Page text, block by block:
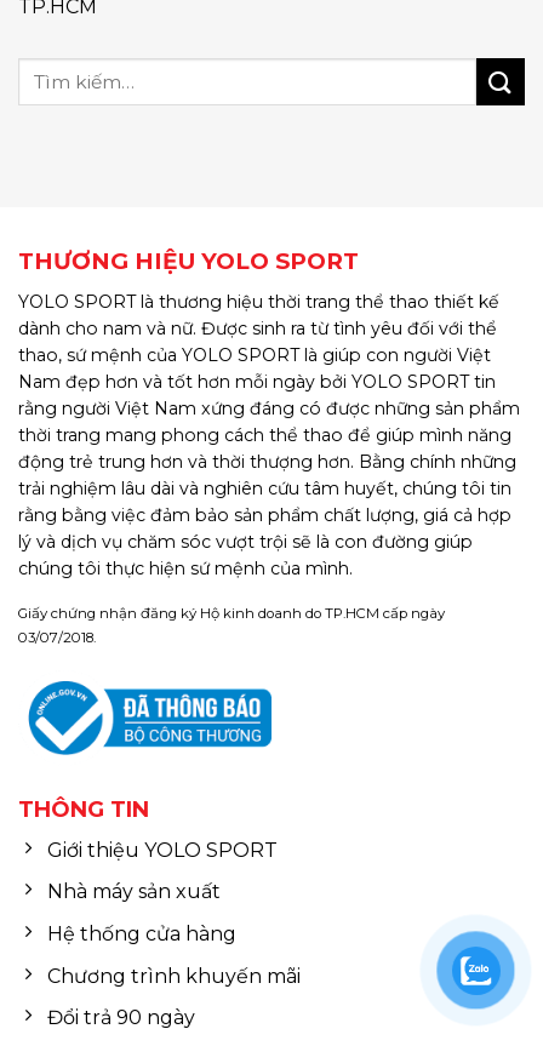
TP.HCM
THƯƠNG HIỆU YOLO SPORT
YOLO SPORT là thương hiệu thời trang thể thao thiết kế
dành cho nam và nữ. Được sinh ra từ tình yêu đối với thể
thao, sứ mệnh của YOLO SPORT là giúp con người Việt
Nam đẹp hơn và tốt hơn mỗi ngày bởi YOLO SPORT tin
rằng người Việt Nam xứng đáng có được những sản phẩm
thời trang mang phong cách thể thao để giúp mình năng
động trẻ trung hơn và thời thượng hơn. Bằng chính những
trải nghiệm lâu dài và nghiên cứu tâm huyết, chúng tôi tin
rằng bằng việc đảm bảo sản phẩm chất lượng, giá cả hợp
lý và dịch vụ chăm sóc vượt trội sẽ là con đường giúp
chúng tôi thực hiện sứ mệnh của mình.
Giấy chứng nhận đăng ký Hộ kinh doanh do TP.HCM cấp ngày
03/07/2018.
THÔNG TIN
Giới thiệu YOLO SPORT
Nhà máy sản xuất
Hệ thống cửa hàng
Chương trình khuyến mãi
Đổi trả 90 ngày